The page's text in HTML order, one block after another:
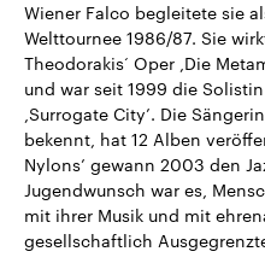
Wiener Falco begleitete sie
Welttournee 1986/87. Sie
Theodorakis‘ Oper ,Die
und war seit 1999 die
,Surrogate City’. Die
bekennt, hat 12 Alben
Nylons’ gewann 2003 den
Jugendwunsch war es,
mit ihrer Musik und mit
gesellschaftlich